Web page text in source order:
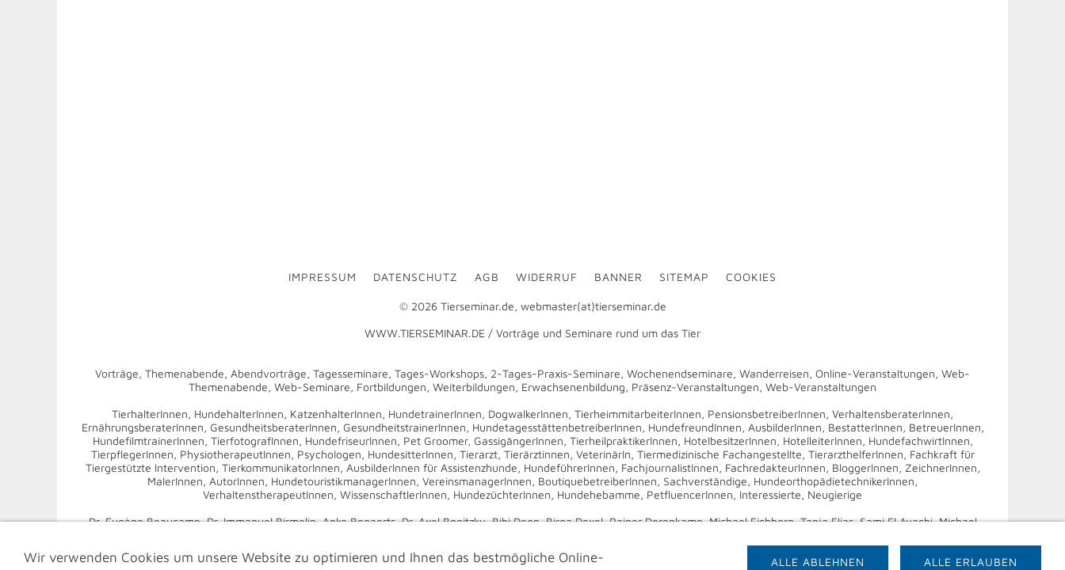
IMPRESSUM DATENSCHUTZ AGB WIDERRUF BANNER SITEMAP COOKIES
© 2026 Tierseminar.de, webmaster(at)tierseminar.de
WWW.TIERSEMINAR.DE / Vorträge und Seminare rund um das Tier
Vorträge, Themenabende, Abendvorträge, Tagesseminare, Tages-Workshops, 2-Tages-Praxis-Seminare, Wochenendseminare, Wanderreisen, Online-Veranstaltungen, Web-
Themenabende, Web-Seminare, Fortbildungen, Weiterbildungen, Erwachsenenbildung, Präsenz-Veranstaltungen, Web-Veranstaltungen
TierhalterInnen, HundehalterInnen, KatzenhalterInnen, HundetrainerInnen, DogwalkerInnen, TierheimmitarbeiterInnen, PensionsbetreiberInnen, VerhaltensberaterInnen,
ErnährungsberaterInnen, GesundheitsberaterInnen, GesundheitstrainerInnen, HundetagesstättenbetreiberInnen, HundefreundInnen, AusbilderInnen, BestatterInnen, BetreuerInnen,
HundefilmtrainerInnen, TierfotografInnen, HundefriseurInnen, Pet Groomer, GassigängerInnen, TierheilpraktikerInnen, HotelbesitzerInnen, HotelleiterInnen, HundefachwirtInnen,
TierpflegerInnen, PhysiotherapeutInnen, Psychologen, HundesitterInnen, Tierarzt, Tierärztinnen, VeterinärIn, Tiermedizinische Fachangestellte, TierarzthelferInnen, Fachkraft für
Tiergestützte Intervention, TierkommunikatorInnen, AusbilderInnen für Assistenzhunde, HundeführerInnen, FachjournalistInnen, FachredakteurInnen, BloggerInnen, ZeichnerInnen,
MalerInnen, AutorInnen, HundetouristikmanagerInnen, VereinsmanagerInnen, BoutiquebetreiberInnen, Sachverständige, HundeorthopädietechnikerInnen,
VerhaltenstherapeutInnen, WissenschaftlerInnen, HundezüchterInnen, Hundehebamme, PetfluencerInnen, Interessierte, Neugierige
Dr. Eugène Beaucamp, Dr. Immanuel Birmelin, Anke Bogaerts, Dr. Axel Bogitzky, Bibi Degn, Birga Dexel, Rainer Dorenkamp, Michael Eichhorn, Tanja Elias, Sami El Ayachi, Michael
Kerres, Ines Kivelitz, Dr. Nadine Klein, Dr. Charlotte Kolodzey, Eva-Maria Krämer, Verena Kretzer, Petra Kriegel, Gerd Leder, Perdita Lübbe-Scheuermann, Dr. Rosemarie Marquardt,
Dr. Ádám Miklósi, Dr. Marie Nitzschner, Mo Peichl, Ina Pfeifle, Dr. Carlo Pingen, Lisa Pinsdorf, Zoë Schneider, Swanie Simon, Sophie Strodtbeck, Andreas Stünkel, Dr. Dominique M.
Wir verwenden Cookies um unsere Website zu optimieren und Ihnen das bestmögliche Online- ALLE ERLAUBEN
ALLE ABLEHNEN